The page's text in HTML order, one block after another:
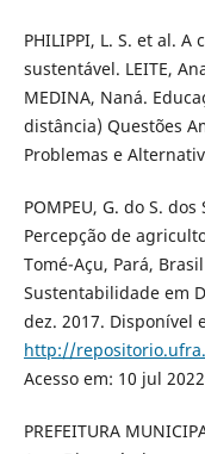
PHILIPPI, L. S. et al.
sustentável. LEITE,
MEDINA, Naná.
distância) Questões
Problemas e
POMPEU, G. do S. dos
Percepção de
Tomé-Açu, Pará,
Sustentabilidade em
dez. 2017. Disponível
http://
Acesso em: 10 jul
PREFEITURA